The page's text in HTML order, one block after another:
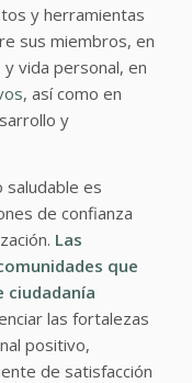
y herramientas
sus miembros, en
vida personal, en
, así como en
y
saludable es
de confianza
Las
que
ciudadanía
las fortalezas
positivo,
de satisfacción